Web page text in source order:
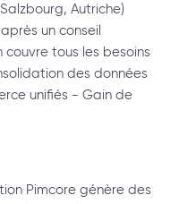
Autriche)
un conseil
couvre tous les besoins
des données
unifiés - Gain de
Pimcore génère des